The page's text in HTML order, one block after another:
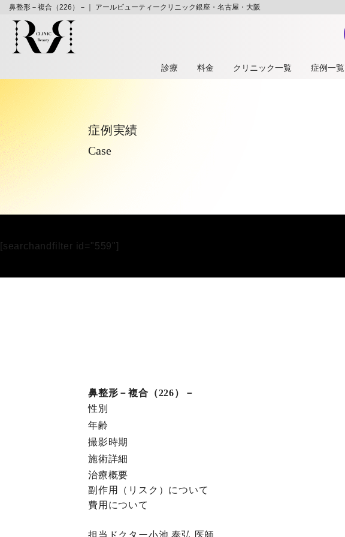
鼻整形－複合（226）－｜ アールビューティークリニック銀座・名古屋・大阪
診療 料⾦ クリニック一覧 症例一覧
症例実績
Case
[searchandfilter id="559"]
鼻整形－複合（226）－
性別
年齢
撮影時期
施術詳細
治療概要
副作⽤（リスク）について
費⽤について
担当ドクター小池 泰弘 医師